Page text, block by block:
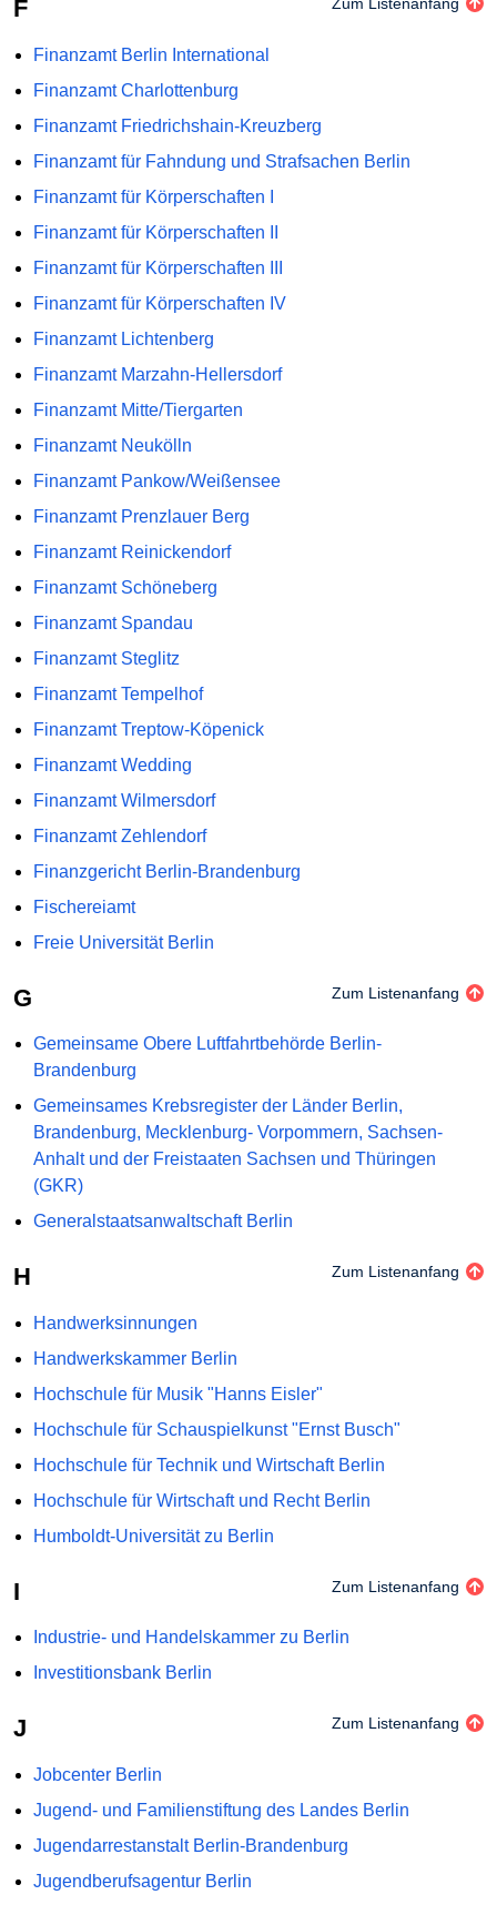
F
Finanzamt Berlin International
Finanzamt Charlottenburg
Finanzamt Friedrichshain-Kreuzberg
Finanzamt für Fahndung und Strafsachen Berlin
Finanzamt für Körperschaften I
Finanzamt für Körperschaften II
Finanzamt für Körperschaften III
Finanzamt für Körperschaften IV
Finanzamt Lichtenberg
Finanzamt Marzahn-Hellersdorf
Finanzamt Mitte/Tiergarten
Finanzamt Neukölln
Finanzamt Pankow/Weißensee
Finanzamt Prenzlauer Berg
Finanzamt Reinickendorf
Finanzamt Schöneberg
Finanzamt Spandau
Finanzamt Steglitz
Finanzamt Tempelhof
Finanzamt Treptow-Köpenick
Finanzamt Wedding
Finanzamt Wilmersdorf
Finanzamt Zehlendorf
Finanzgericht Berlin-Brandenburg
Fischereiamt
Freie Universität Berlin
G Zum Listenanfang
Gemeinsame Obere Luftfahrtbehörde Berlin-
Brandenburg
Gemeinsames Krebsregister der Länder Berlin,
Brandenburg, Mecklenburg- Vorpommern, Sachsen-
Anhalt und der Freistaaten Sachsen und Thüringen
(GKR)
Generalstaatsanwaltschaft Berlin
H Zum Listenanfang
Handwerksinnungen
Handwerkskammer Berlin
Hochschule für Musik "Hanns Eisler"
Hochschule für Schauspielkunst "Ernst Busch"
Hochschule für Technik und Wirtschaft Berlin
Hochschule für Wirtschaft und Recht Berlin
Humboldt-Universität zu Berlin
I Zum Listenanfang
Industrie- und Handelskammer zu Berlin
Investitionsbank Berlin
J Zum Listenanfang
Jobcenter Berlin
Jugend- und Familienstiftung des Landes Berlin
Jugendarrestanstalt Berlin-Brandenburg
Jugendberufsagentur Berlin